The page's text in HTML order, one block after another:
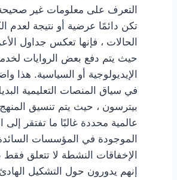
التعرف على معلومات غير
تكن دائمًا عرضية أو نتيجة لعدم
الحالات ، فإنها تعكس جداول
حيث يتم دفع بعض الروايات
الإيديولوجية أو السياسية.
في سياق المنصات التعليمية
بيترسون ، حيث يتم تنسيق
عالمية محددة غالبًا ما تفتقر
الموجودة في المؤسسات
الإخفاقات النشطة لا تتعلق فقط
إنهم يدورون حول التشكيل